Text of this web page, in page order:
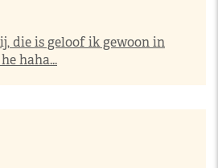
die is geloof ik gewoon in
haha...